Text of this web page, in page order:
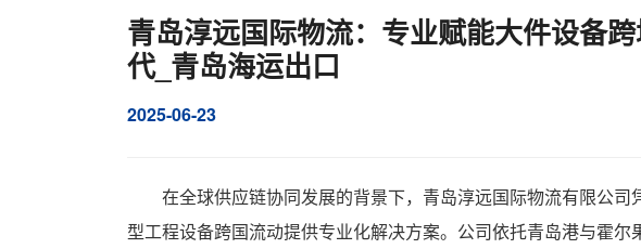
青岛淳远国际物流：专业赋能大件设备
代_青岛海运出口
2025-06-23
在全球供应链协同发展的背景下，青岛淳远国际物流有限公司
型工程设备跨国流动提供专业化解决方案。公司依托青岛港与霍